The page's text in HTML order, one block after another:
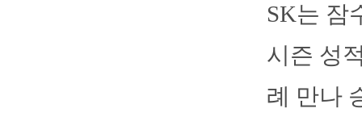
SK는 잠
시즌 성
례 만나